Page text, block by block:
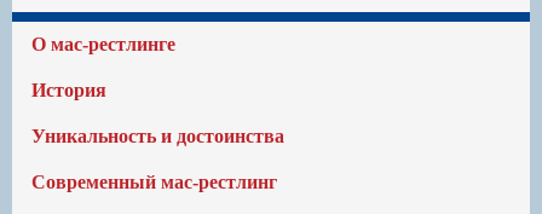
О мас-рестлинге
История
Уникальность и достоинства
Современный мас-рестлинг